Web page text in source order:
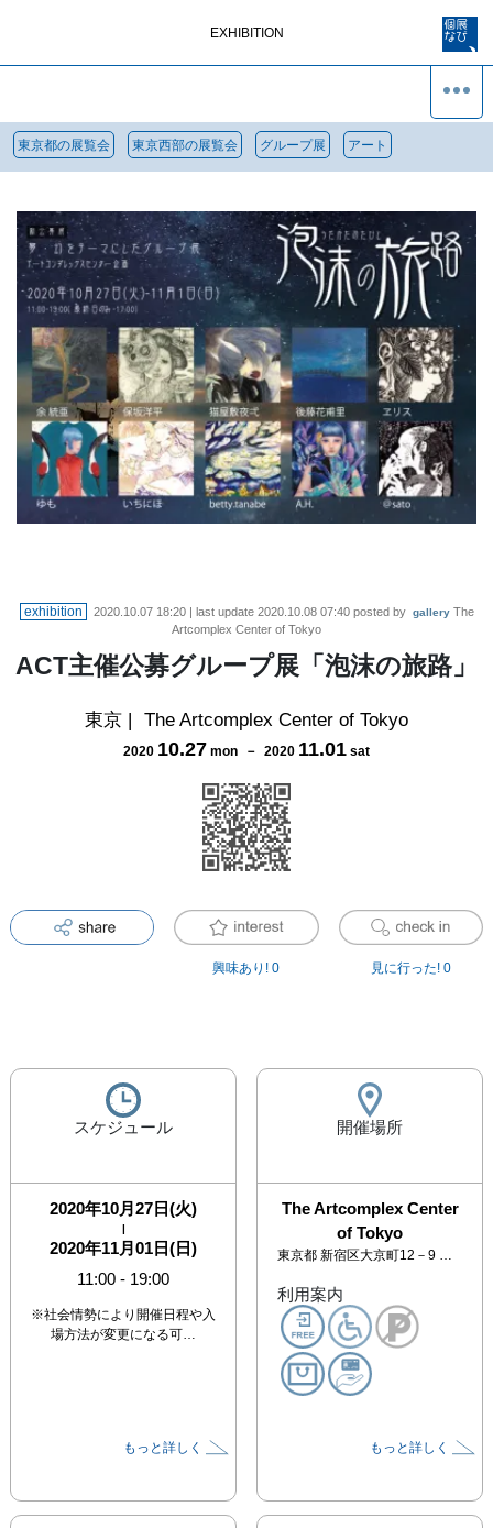
EXHIBITION
東京都の展覧会 東京西部の展覧会 グループ展 アート
exhibition 2020.10.07 18:20| last update 2020.10.08 07:40posted by gallery The
Artcomplex Center of Tokyo
ACT主催公募グループ展「泡沫の旅路」
東京 | The Artcomplex Center of Tokyo
2020 10.27 mon － 2020 11.01 sat
興味あり! 0 見に行った! 0
スケジュール
2020年10月27日(火)
|
2020年11月01日(日)
11:00 - 19:00
※社会情勢により開催日程や入
場方法が変更になる可…
もっと詳しく
開催場所
The Artcomplex Center
of Tokyo
東京都 新宿区大京町12－9 アートコンプレックスセンター 2F
利用案内
もっと詳しく